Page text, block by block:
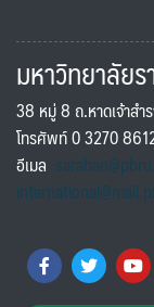
มหาวิทยาลัย
38 หมู่ 8 ถ.หาดเจ้าส
โทรศัพท์ 0 3270
อีเมล